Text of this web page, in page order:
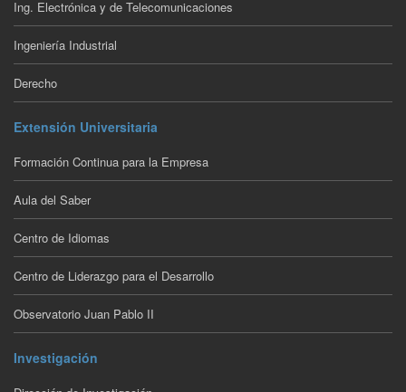
Ing. Electrónica y de Telecomunicaciones
Ingeniería Industrial
Derecho
Extensión Universitaria
Formación Continua para la Empresa
Aula del Saber
Centro de Idiomas
Centro de Liderazgo para el Desarrollo
Observatorio Juan Pablo II
Investigación